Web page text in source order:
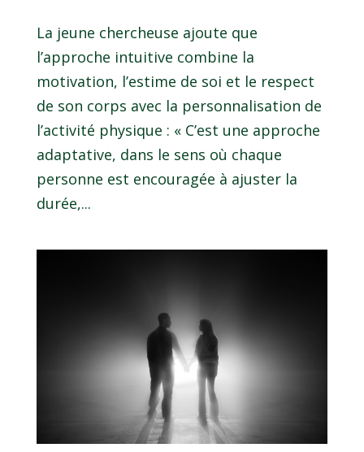
La jeune chercheuse ajoute que
l’approche intuitive combine la
motivation, l’estime de soi et le respect
de son corps avec la personnalisation de
l’activité physique : « C’est une approche
adaptative, dans le sens où chaque
personne est encouragée à ajuster la
durée,...